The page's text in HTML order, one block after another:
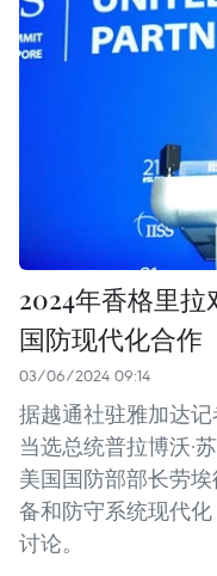
2024年香格里
国防现代化合作
03/06/2024 09:14
据越通社驻雅加达
当选总统普拉博沃·
美国国防部部长劳埃
备和防守系统现代
讨论。